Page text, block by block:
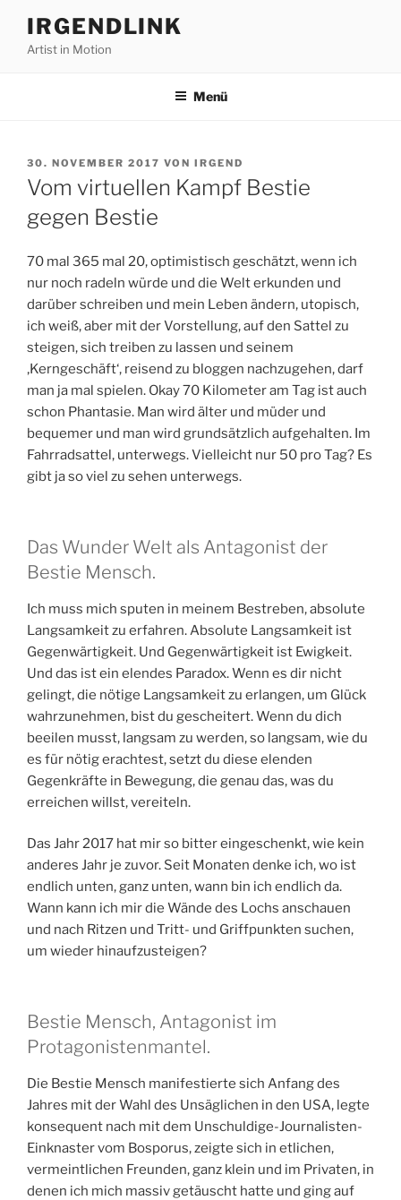
Inhalt
springen
IRGENDLINK
Artist in Motion
Menü
VERÖFFENTLICHT
AM
30. NOVEMBER 2017 VON IRGEND
Vom virtuellen Kampf Bestie
gegen Bestie
70 mal 365 mal 20, optimistisch geschätzt, wenn ich
nur noch radeln würde und die Welt erkunden und
darüber schreiben und mein Leben ändern, utopisch,
ich weiß, aber mit der Vorstellung, auf den Sattel zu
steigen, sich treiben zu lassen und seinem
‚Kerngeschäft‘, reisend zu bloggen nachzugehen, darf
man ja mal spielen. Okay 70 Kilometer am Tag ist auch
schon Phantasie. Man wird älter und müder und
bequemer und man wird grundsätzlich aufgehalten. Im
Fahrradsattel, unterwegs. Vielleicht nur 50 pro Tag? Es
gibt ja so viel zu sehen unterwegs.
Das Wunder Welt als Antagonist der
Bestie Mensch.
Ich muss mich sputen in meinem Bestreben, absolute
Langsamkeit zu erfahren. Absolute Langsamkeit ist
Gegenwärtigkeit. Und Gegenwärtigkeit ist Ewigkeit.
Und das ist ein elendes Paradox. Wenn es dir nicht
gelingt, die nötige Langsamkeit zu erlangen, um Glück
wahrzunehmen, bist du gescheitert. Wenn du dich
beeilen musst, langsam zu werden, so langsam, wie du
es für nötig erachtest, setzt du diese elenden
Gegenkräfte in Bewegung, die genau das, was du
erreichen willst, vereiteln.
Das Jahr 2017 hat mir so bitter eingeschenkt, wie kein
anderes Jahr je zuvor. Seit Monaten denke ich, wo ist
endlich unten, ganz unten, wann bin ich endlich da.
Wann kann ich mir die Wände des Lochs anschauen
und nach Ritzen und Tritt- und Griffpunkten suchen,
um wieder hinaufzusteigen?
Bestie Mensch, Antagonist im
Protagonistenmantel.
Die Bestie Mensch manifestierte sich Anfang des
Jahres mit der Wahl des Unsäglichen in den USA, legte
konsequent nach mit dem Unschuldige-Journalisten-
Einknaster vom Bosporus, zeigte sich in etlichen,
vermeintlichen Freunden, ganz klein und im Privaten, in
denen ich mich massiv getäuscht hatte und ging auf